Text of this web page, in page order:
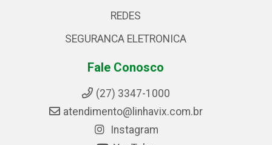
REDES
SEGURANCA ELETRONICA
Fale Conosco
(27) 3347-1000
atendimento@linhavix.com.br
Instagram